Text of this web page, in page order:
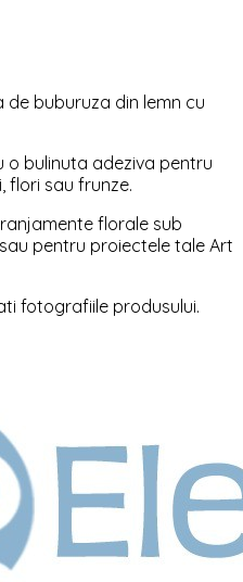
buburuza din lemn cu
o bulinuta adeziva pentru
flori sau frunze.
florale sub
pentru proiectele tale Art
fotografiile produsului.